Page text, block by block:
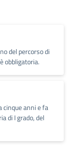
del percorso di
obbligatoria.
cinque anni e fa
di I grado, del